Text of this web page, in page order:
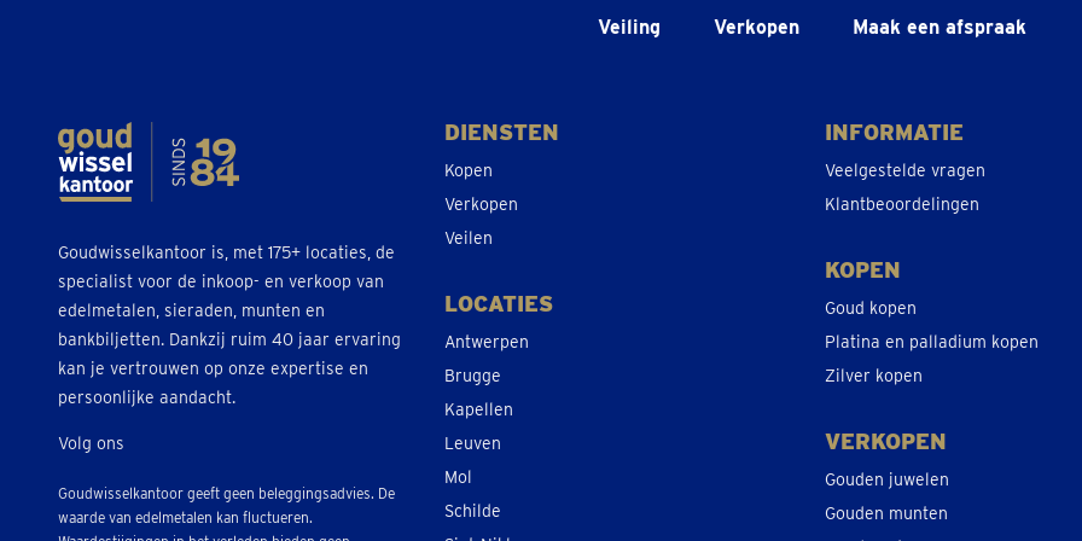
Veiling Verkopen Maak een afspraak
Goudwisselkantoor is, met 175+ locaties, de
specialist voor de inkoop- en verkoop van
edelmetalen, sieraden, munten en
bankbiljetten. Dankzij ruim 40 jaar ervaring
kan je vertrouwen op onze expertise en
persoonlijke aandacht.
Volg ons
Goudwisselkantoor geeft geen beleggingsadvies. De
waarde van edelmetalen kan fluctueren.
DIENSTEN
Kopen
Verkopen
Veilen
LOCATIES
Antwerpen
Brugge
Kapellen
Leuven
Mol
Schilde
INFORMATIE
Veelgestelde vragen
Klantbeoordelingen
KOPEN
Goud kopen
Platina en palladium kopen
Zilver kopen
VERKOPEN
Gouden juwelen
Gouden munten